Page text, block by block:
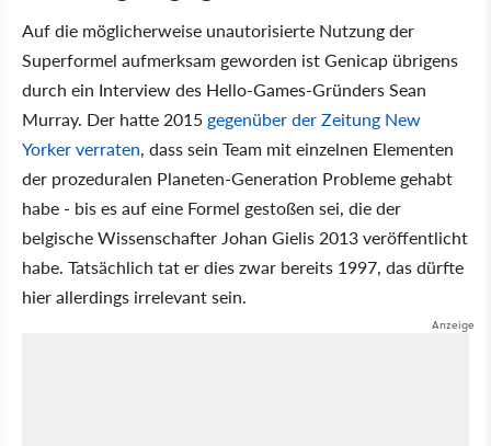
Auf die möglicherweise unautorisierte Nutzung der
Superformel aufmerksam geworden ist Genicap übrigens
durch ein Interview des Hello-Games-Gründers Sean
Murray. Der hatte 2015 gegenüber der Zeitung New
Yorker verraten, dass sein Team mit einzelnen Elementen
der prozeduralen Planeten-Generation Probleme gehabt
habe - bis es auf eine Formel gestoßen sei, die der
belgische Wissenschafter Johan Gielis 2013 veröffentlicht
habe. Tatsächlich tat er dies zwar bereits 1997, das dürfte
hier allerdings irrelevant sein.